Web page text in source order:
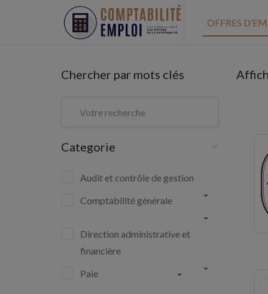
OFFRES
Chercher par mots clés
Categorie
Audit et contrôle de gestion
Comptabilité générale
Direction administrative et
financière
Paie